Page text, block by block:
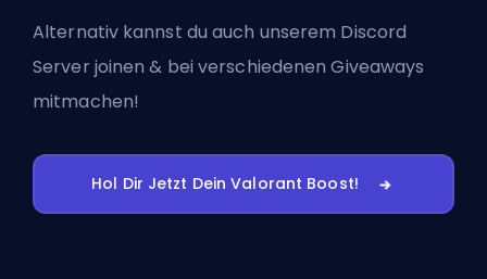
Alternativ kannst du auch unserem Discord
Server joinen & bei verschiedenen Giveaways
mitmachen!
Hol Dir Jetzt Dein Valorant Boost!